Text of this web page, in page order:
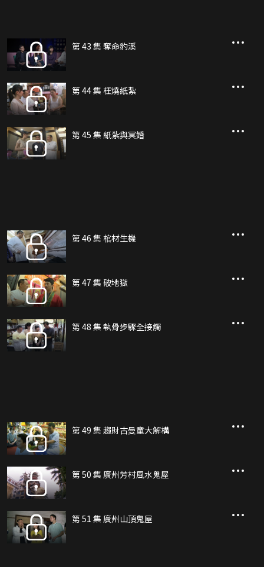
第 43 集 奪命豹溪
第 44 集 枉燒紙紮
第 45 集 紙紮與冥婚
第 46 集 棺材生機
第 47 集 破地獄
第 48 集 執骨步驟全接觸
第 49 集 趨財古曼童大解構
第 50 集 廣州芳村風水鬼屋
第 51 集 廣州山頂鬼屋